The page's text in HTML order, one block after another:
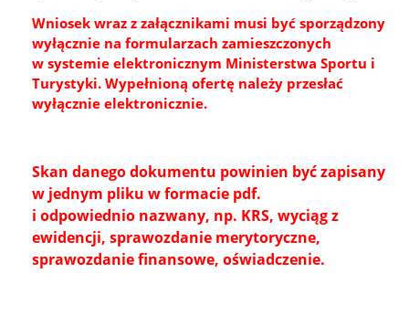
Wniosek wraz z załącznikami musi być sporządzony
wyłącznie na formularzach zamieszczonych
w systemie elektronicznym Ministerstwa Sportu i
Turystyki. Wypełnioną ofertę należy przesłać
wyłącznie elektronicznie.
Skan danego dokumentu powinien być zapisany
w jednym pliku w formacie pdf.
i odpowiednio nazwany, np. KRS, wyciąg z
ewidencji, sprawozdanie merytoryczne,
sprawozdanie finansowe, oświadczenie.